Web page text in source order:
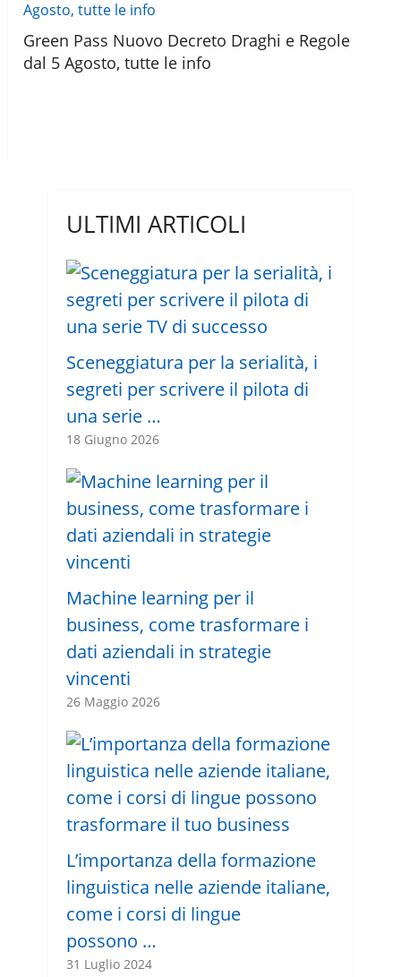
Green Pass Nuovo Decreto Draghi e Regole
dal 5 Agosto, tutte le info
ULTIMI ARTICOLI
Sceneggiatura per la serialità, i
segreti per scrivere il pilota di
una serie …
18 Giugno 2026
Machine learning per il
business, come trasformare i
dati aziendali in strategie
vincenti
26 Maggio 2026
L’importanza della formazione
linguistica nelle aziende italiane,
come i corsi di lingue
possono …
31 Luglio 2024